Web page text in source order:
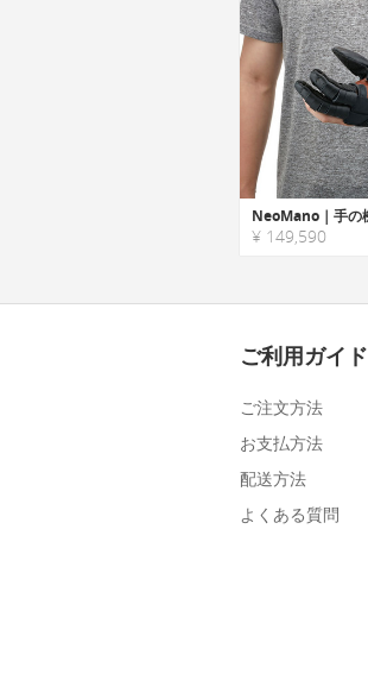
¥ 149,590
ご利用ガイド
ご注文方法
お支払方法
配送方法
よくある質問